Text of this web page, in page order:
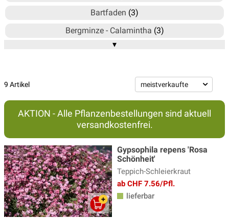
Bartfaden (3)
Bergminze - Calamintha (3)
Blausternbusch - Amsonia
Braunelle(4)
Delosperma - Mittagsblume(6)
Duftnessel(4)
Echinacea - Sonnenhut(20)
Ehrenpreis Pflanzen(17)
Eisenhut (3)
Elfenblumen
▾
9 Artikel
AKTION - Alle Pflanzenbestellungen sind aktuell
versandkostenfrei.
Gypsophila repens 'Rosa
Schönheit'
Teppich-Schleierkraut
ab CHF 7.56/Pfl.
lieferbar